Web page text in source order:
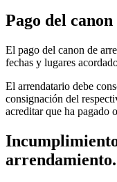
Pago del
El pago del canon de
fechas y lugares
El arrendatario debe
consignación del
acreditar que ha pagado
arrendamiento.